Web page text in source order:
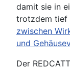
damit sie in
trotzdem tief
zwischen
und
Der